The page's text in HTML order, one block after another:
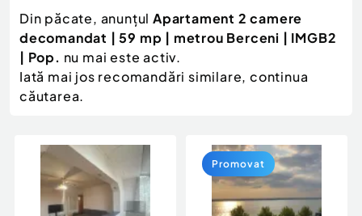
Mama si copilul
Moda si frumusete
Sport, timp liber, arta
Agro si Industrie
Animale de companie
Afaceri și echipamente profesionale
Inchiriere Bunuri si Vehicule
Scutere - ATV - UTV
Autoutilitare
Ambarcatiuni
Camioane - Rulote - Remorci
Motociclete
Piese auto si accesorii
Dacia Duster
Din păcate, anunțul Apartament 2 camere
decomandat | 59 mp | metrou Berceni | IMGB2
| Pop. nu mai este activ.
Iată mai jos recomandări similare, continua
căutarea.
Promovat